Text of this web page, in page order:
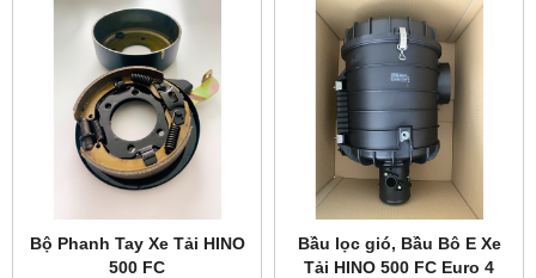
Bộ Phanh Tay Xe Tải HINO
500 FC
Bầu lọc gió, Bầu Bô E Xe
Tải HINO 500 FC Euro 4